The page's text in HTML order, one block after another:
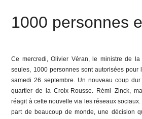
1000 personnes
Ce mercredi, Olivier Véran, le ministre de la
seules, 1000 personnes sont autorisées pour
samedi 26 septembre. Un nouveau coup
quartier de la Croix-Rousse. Rémi Zinck,
réagit à cette nouvelle via les réseaux sociaux.
part de beaucoup de monde, une décision